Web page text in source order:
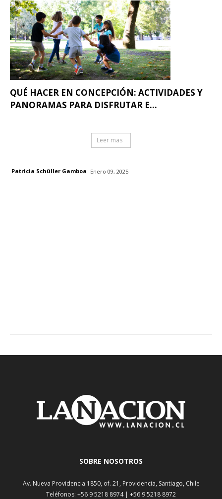
QUÉ HACER EN CONCEPCIÓN: ACTIVIDADES Y
PANORAMAS PARA DISFRUTAR E...
Leer mas
Patricia Schüller Gamboa Enero 09, 2025
SOBRE NOSOTROS
Av. Nueva Providencia 1850, of. 21, Providencia, Santiago, Chile
Teléfonos: +56 9 5218 8974 | +56 9 5218 8972